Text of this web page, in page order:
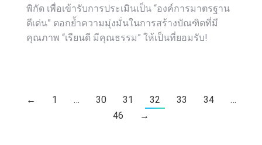
พิกัด เพื่อเข้ารับการประเมินเป็น “องค์การมาตรฐาน
ดีเด่น” ตอกย้ำความมุ่งมั่นในการสร้างบัณฑิตที่มี
คุณภาพ “เรียนดี มีคุณธรรม” ให้เป็นที่ยอมรับ!
← 1 … 30 31 32 33 34
…
46
→